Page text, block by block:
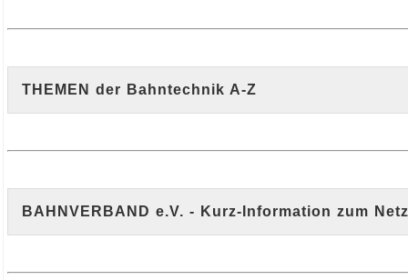
THEMEN der Bahntechnik A-Z
BAHNVERBAND e.V. - Kurz-Information zum